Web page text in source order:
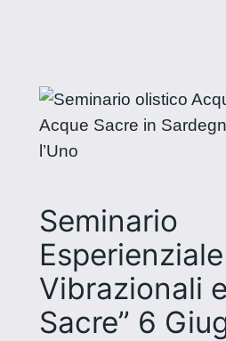
Seminario
Vibrazionali
Sacre” 6